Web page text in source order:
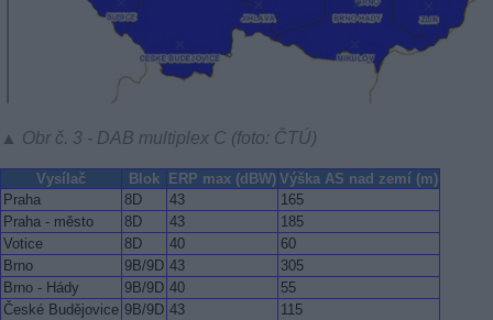
▲ Obr č. 3 - DAB multiplex C (foto: ČTÚ)
Vysílač Blok ERP max (dBW) Výška AS nad zemí (m)
Praha
8D 43
165
Praha - město
8D 43
185
Votice
8D 40
60
Brno
9B/9D 43
305
Brno - Hády
9B/9D 40
55
České Budějovice 9B/9D 43
115